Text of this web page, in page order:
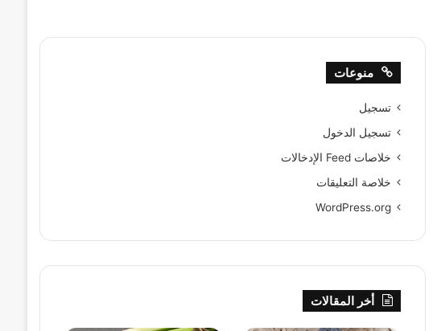
منوعات
تسجيل
تسجيل الدخول
خلاصات Feed الإدخالات
خلاصة التعليقات
WordPress.org
أخر المقالات